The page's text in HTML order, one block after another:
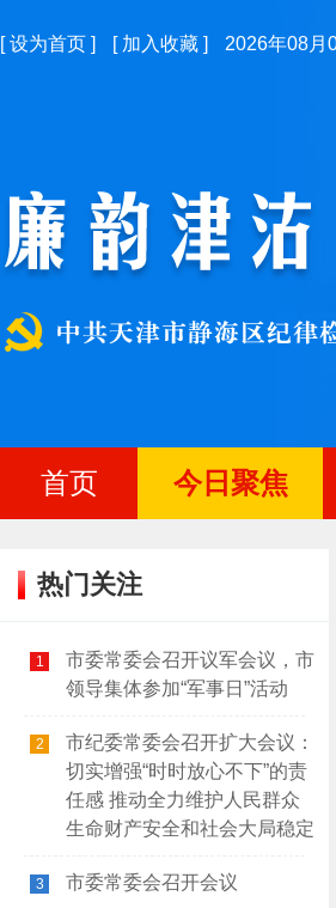
[设为首页 ] [ 加入收藏 ] 2026年08月
首页 今日聚焦
热门关注
1
市委常委会召开议军会议，市
领导集体参加“军事日”活动
2
市纪委常委会召开扩大会议：
切实增强“时时放心不下”的责
任感 推动全力维护人民群众
生命财产安全和社会大局稳定
3 市委常委会召开会议